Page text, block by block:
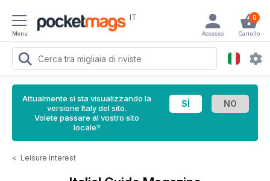
Menu
IT 0
Carrello
Accesso
Attualmente si sta visualizzando la
versione Italy del sito.
Volete passare al vostro sito
locale?
< Leisure Interest